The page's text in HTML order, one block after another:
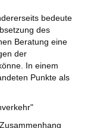
bedeute
des
Beratung eine
der
In einem
Punkte als